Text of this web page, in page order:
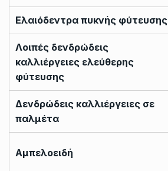
Ελαιόδεντρα πυκνής φύτευσης
Λοιπές δενδρώδεις
καλλιέργειες ελεύθερης
φύτευσης
Δενδρώδεις καλλιέργειες σε
παλμέτα
Αμπελοειδή